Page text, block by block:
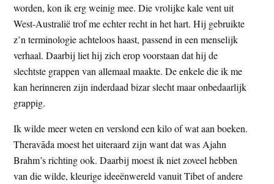
worden, kon ik erg weinig mee. Die vrolijke kale vent uit
West-Australië trof me echter recht in het hart. Hij gebruikte
z’n terminologie achteloos haast, passend in een menselijk
verhaal. Daarbij liet hij zich erop voorstaan dat hij de
slechtste grappen van allemaal maakte. De enkele die ik me
kan herinneren zijn inderdaad bizar slecht maar onbedaarlijk
grappig.
Ik wilde meer weten en verslond een kilo of wat aan boeken.
Theravāda moest het uiteraard zijn want dat was Ajahn
Brahm’s richting ook. Daarbij moest ik niet zoveel hebben
van die wilde, kleurige ideeënwereld vanuit Tibet of andere